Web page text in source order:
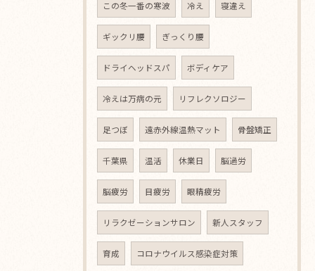
この冬一番の寒波 冷え 寝違え
ギックリ腰 ぎっくり腰
ドライヘッドスパ ボディケア
冷えは万病の元 リフレクソロジー
足つぼ 遠赤外線温熱マット 骨盤矯正
千葉県 温活 休業日 脳過労
脳疲労 目疲労 眼精疲労
リラクゼーションサロン 新人スタッフ
育成 コロナウイルス感染症対策